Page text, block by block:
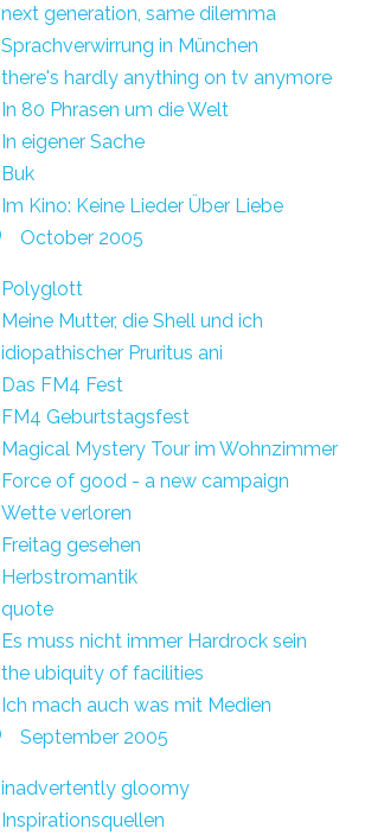
next generation, same dilemma
Sprachverwirrung in München
there's hardly anything on tv anymore
In 80 Phrasen um die Welt
In eigener Sache
Buk
Im Kino: Keine Lieder Über Liebe
October 2005
Polyglott
Meine Mutter, die Shell und ich
idiopathischer Pruritus ani
Das FM4 Fest
FM4 Geburtstagsfest
Magical Mystery Tour im Wohnzimmer
Force of good - a new campaign
Wette verloren
Freitag gesehen
Herbstromantik
quote
Es muss nicht immer Hardrock sein
the ubiquity of facilities
Ich mach auch was mit Medien
September 2005
inadvertently gloomy
Inspirationsquellen